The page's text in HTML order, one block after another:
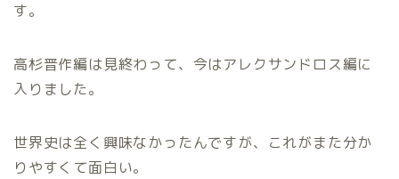
す。
高杉晋作編は見終わって、今はアレクサンドロス編に
入りました。
世界史は全く興味なかったんですが、これがまた分か
りやすくて面白い。